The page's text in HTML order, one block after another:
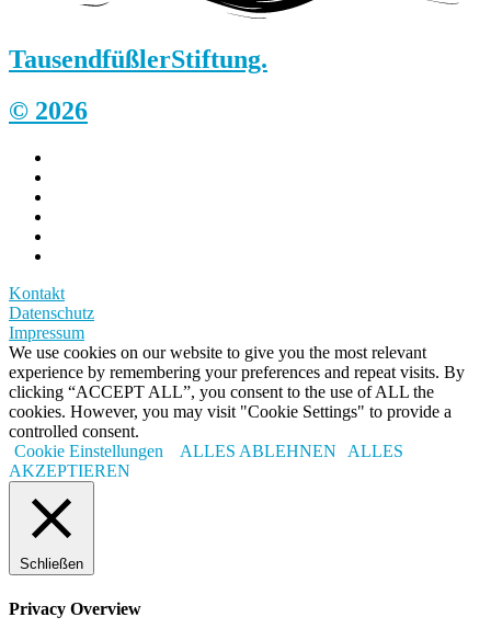
TausendfüßlerStiftung.
© 2026
Kontakt
Datenschutz
Impressum
We use cookies on our website to give you the most relevant
experience by remembering your preferences and repeat visits. By
clicking “ACCEPT ALL”, you consent to the use of ALL the
cookies. However, you may visit "Cookie Settings" to provide a
controlled consent.
Cookie Einstellungen
ALLES ABLEHNEN
ALLES
AKZEPTIEREN
Schließen
Privacy Overview